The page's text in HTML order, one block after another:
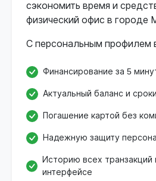
сэкономить время и
физический офис в городе
С персональным профилем
Финансирование за 5
Актуальный баланс и
Погашение картой без
Надежную защиту
Историю всех транзакций
интерфейсе